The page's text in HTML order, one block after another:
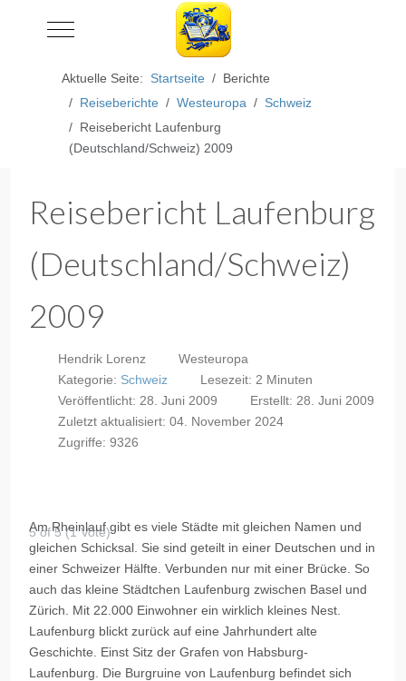
Mobile Menu Toggle
Aktuelle Seite: Startseite
Berichte
Reiseberichte
Westeuropa
Schweiz
Reisebericht Laufenburg
(Deutschland/Schweiz) 2009
Reisebericht Laufenburg
(Deutschland/Schweiz)
2009
Hendrik Lorenz
Westeuropa
Kategorie: Schweiz
Lesezeit: 2 Minuten
Veröffentlicht: 28. Juni 2009
Erstellt: 28. Juni 2009
Zuletzt aktualisiert: 04. November 2024
Zugriffe: 9326
5 of 5 (1 Vote)
Am Rheinlauf gibt es viele Städte mit gleichen Namen und
gleichen Schicksal. Sie sind geteilt in einer Deutschen und in
einer Schweizer Hälfte. Verbunden nur mit einer Brücke. So
auch das kleine Städtchen Laufenburg zwischen Basel und
Zürich. Mit 22.000 Einwohner ein wirklich kleines Nest.
Laufenburg blickt zurück auf eine Jahrhundert alte
Geschichte. Einst Sitz der Grafen von Habsburg-
Laufenburg. Die Burgruine von Laufenburg befindet sich